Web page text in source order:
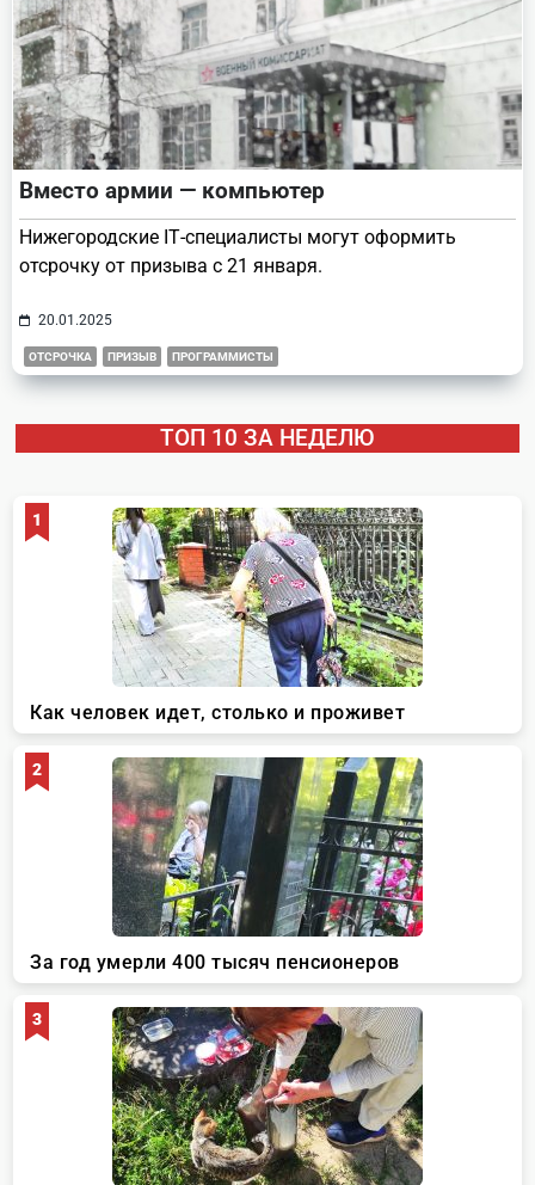
Вместо армии — компьютер
Нижегородские IТ-специалисты могут оформить
отсрочку от призыва с 21 января.
20.01.2025
ОТСРОЧКА ПРИЗЫВ ПРОГРАММИСТЫ
ТОП 10 ЗА НЕДЕЛЮ